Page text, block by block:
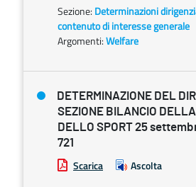
Sezione: Determinazioni
contenuto di interesse generale
Argomenti:Welfare
DETERMINAZIONE DEL
SEZIONE BILANCIO
DELLO SPORT 25
721
Scarica Ascolta